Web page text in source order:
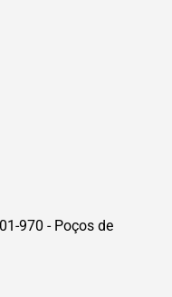
970 - Poços de